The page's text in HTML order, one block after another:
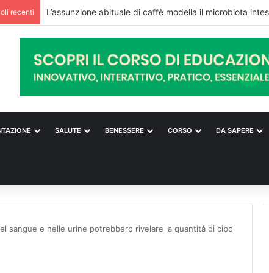
recenti
SALUTE BENESSERE CORSO DA SAPERE
sangue e nelle urine potrebbero rivelare la quantità di cibo